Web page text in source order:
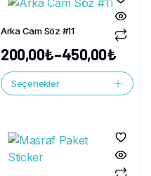
Arka Cam Söz #11
200,00₺–450,00₺
Seçenekler